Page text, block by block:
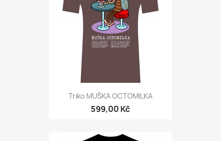
Triko MUŠKA OCTOMILKA
599,00 Kč